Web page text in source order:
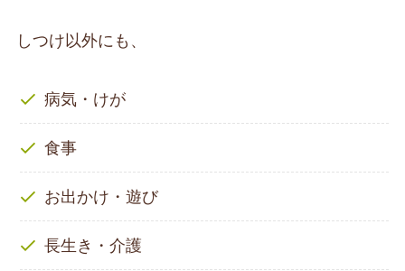
しつけ以外にも、
病気・けが
食事
お出かけ・遊び
長生き・介護